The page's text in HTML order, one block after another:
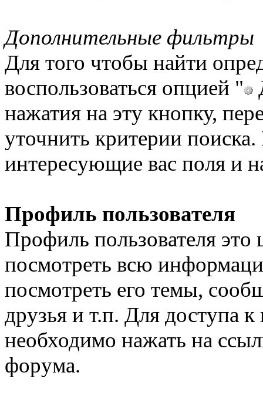
Дополнительные фильтры
Для того чтобы найти
воспользоваться опцией "
нажатия на эту кнопку,
уточнить критерии
интересующие вас поля и
Профиль пользователя
Профиль пользователя это
посмотреть всю
посмотреть его темы,
друзья и т.п. Для доступа
необходимо нажать на
форума.